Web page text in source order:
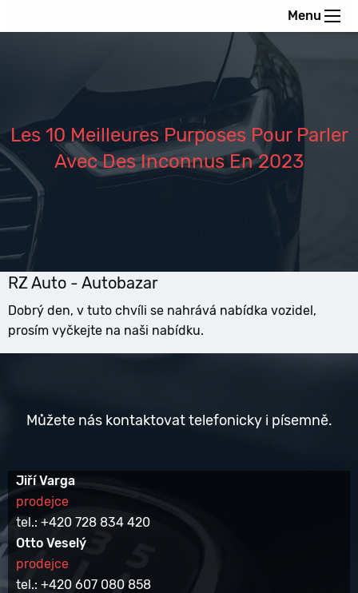
Menu
Les 10 Meilleures Purposes Pour Parler
Avec Des Inconnus En 2023
RZ Auto - Autobazar
Dobrý den, v tuto chvíli se nahrává nabídka vozidel,
prosím vyčkejte na naši nabídku.
Můžete nás kontaktovat telefonicky i písemně.
Jiří Varga
prodejce
tel.: +420 728 834 420
Otto Veselý
prodejce
tel.: +420 607 080 858